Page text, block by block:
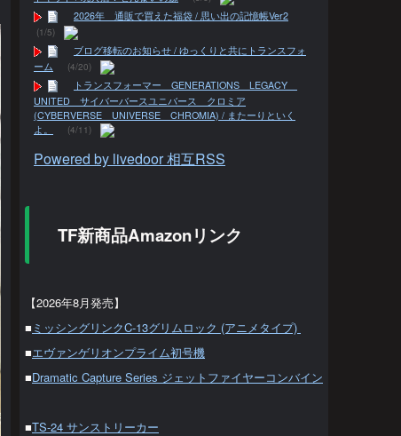
2026年 通販で買えた福袋 / 思い出の記憶帳Ver2
(1/5)
ブログ移転のお知らせ / ゆっくりと共にトランスフォ
ーム
(4/20)
トランスフォーマー GENERATIONS LEGACY
UNITED サイバーバースユニバース クロミア
(CYBERVERSE UNIVERSE CHROMIA) / またーりといく
よ。
(4/11)
Powered by livedoor 相互RSS
TF新商品Amazonリンク
【2026年8月発売】
■ ミッシングリンクC-13グリムロック (アニメタイプ)
■エヴァンゲリオンプライム初号機
■Dramatic Capture Series ジェットファイヤーコンバイン
■TS-24 サンストリーカー